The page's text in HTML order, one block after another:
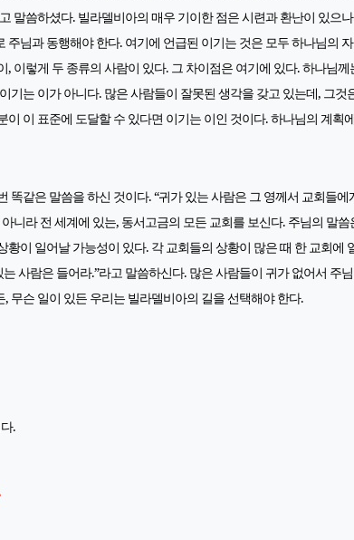
말씀하셨다. 빌라델비아의 매우 기이한 점은 시련과 환난이 있으
님과 동행해야 한다. 여기에 언급된 이기는 것은 모두 하나님의
이렇게 두 종류의 사람이 있다. 그 차이점은 여기에 있다. 하나님
는 이가 아니다. 많은 사람들이 잘못된 생각을 갖고 있는데, 그
이 표준에 도달할 수 있다면 이기는 이인 것이다. 하나님의 계획
같은 말씀을 하신 것이다. “귀가 있는 사람은 그 영께서 교회들
니라 전 세계에 있는, 동서고금의 모든 교회를 보신다. 주님의 말
이 일어날 가능성이 있다. 각 교회들의 상황이 많은 때 한 교회
사람은 들어라.”라고 말씀하신다. 많은 사람들이 귀가 없어서
무슨 일이 있든 우리는 빌라델비아의 길을 선택해야 한다.
.